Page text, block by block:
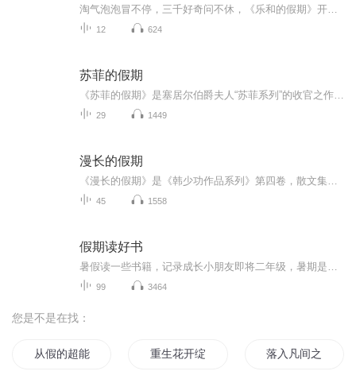
12 624
苏菲的假期
29 1449
漫长的假期
45 1558
假期读好书
99 3464
您是不是在找：
从假的超能力节目开始 重生花开绽放的季节 落入凡间之女神